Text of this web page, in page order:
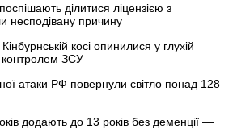
ділитися ліцензією з
несподівану причину
косі опинилися у глухій
контролем ЗСУ
атаки РФ повернули світло понад 128
додають до 13 років без деменції —